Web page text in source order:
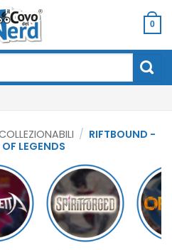
0
/ RIFTBOUND -
LEGENDS